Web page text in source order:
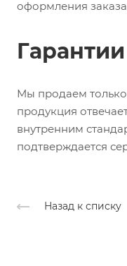
оформления
Гарантии
Мы продаем
продукция
внутренним
подтверждается
Назад к списку